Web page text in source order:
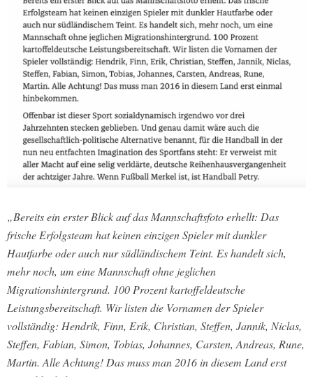
„Bereits ein erster Blick auf das Mannschaftsfoto erhellt: Das
frische Erfolgsteam hat keinen einzigen Spieler mit dunkler
Hautfarbe oder auch nur südländischem Teint. Es handelt sich,
mehr noch, um eine Mannschaft ohne jeglichen
Migrationshintergrund. 100 Prozent kartoffeldeutsche
Leistungsbereitschaft. Wir listen die Vornamen der Spieler
vollständig: Hendrik, Finn, Erik, Christian, Steffen, Jannik, Niclas,
Steffen, Fabian, Simon, Tobias, Johannes, Carsten, Andreas, Rune,
Martin. Alle Achtung! Das muss man 2016 in diesem Land erst